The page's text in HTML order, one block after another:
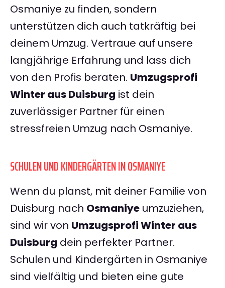
Osmaniye zu finden, sondern
unterstützen dich auch tatkräftig bei
deinem Umzug. Vertraue auf unsere
langjährige Erfahrung und lass dich
von den Profis beraten. Umzugsprofi
Winter aus Duisburg ist dein
zuverlässiger Partner für einen
stressfreien Umzug nach Osmaniye.
SCHULEN UND KINDERGÄRTEN IN OSMANIYE
Wenn du planst, mit deiner Familie von
Duisburg nach Osmaniye umzuziehen,
sind wir von Umzugsprofi Winter aus
Duisburg dein perfekter Partner.
Schulen und Kindergärten in Osmaniye
sind vielfältig und bieten eine gute